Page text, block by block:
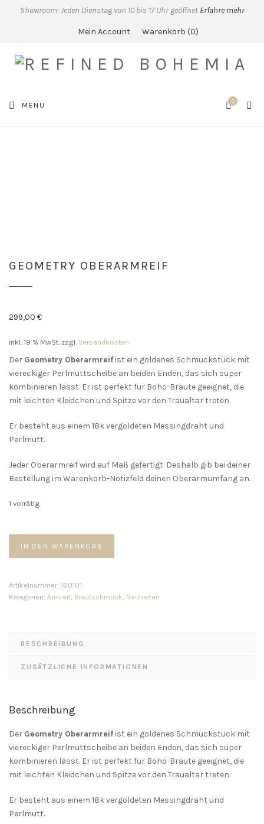
Showroom: Jeden Dienstag von 10 bis 17 Uhr geöffnet Erfahre mehr
Mein Account Warenkorb 0
MENU 0
GEOMETRY OBERARMREIF
299,00 €
inkl. 19 % MwSt. zzgl. Versandkosten
Der Geometry Oberarmreifist ein goldenes Schmuckstück mit
viereckiger Perlmuttscheibe an beiden Enden, das sich super
kombinieren lässt. Er ist perfekt für Boho-Bräute geeignet, die
mit leichten Kleidchen und Spitze vor den Traualtar treten.
Er besteht aus einem 18k vergoldeten Messingdraht und
Perlmutt.
Jeder Oberarmreif wird auf Maß gefertigt. Deshalb gib bei deiner
Bestellung im Warenkorb-Notizfeld deinen Oberarmumfang an.
1 vorrätig
IN DEN WARENKORB
Artikelnummer: 100101
Kategorien: Armreif, Brautschmuck, Neuheiten
BESCHREIBUNG
ZUSÄTZLICHE INFORMATIONEN
Beschreibung
Der Geometry Oberarmreifist ein goldenes Schmuckstück mit
viereckiger Perlmuttscheibe an beiden Enden, das sich super
kombinieren lässt. Er ist perfekt für Boho-Bräute geeignet, die
mit leichten Kleidchen und Spitze vor den Traualtar treten.
Er besteht aus einem 18k vergoldeten Messingdraht und
Perlmutt.